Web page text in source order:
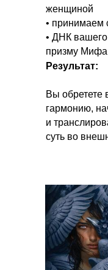
женщиной
• принимаем
• ДНК вашего
призму Мифа
Результат:
Вы обретете
гармонию,
и
суть во